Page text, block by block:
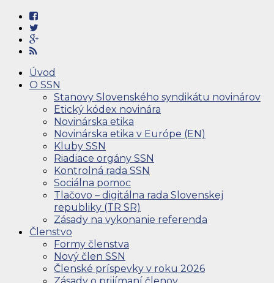
Úvod
O SSN
Stanovy Slovenského syndikátu novinárov
Etický kódex novinára
Novinárska etika
Novinárska etika v Európe (EN)
Kluby SSN
Riadiace orgány SSN
Kontrolná rada SSN
Sociálna pomoc
Tlačovo – digitálna rada Slovenskej
republiky (TR SR)
Zásady na vykonanie referenda
Členstvo
Formy členstva
Nový člen SSN
Členské príspevky v roku 2026